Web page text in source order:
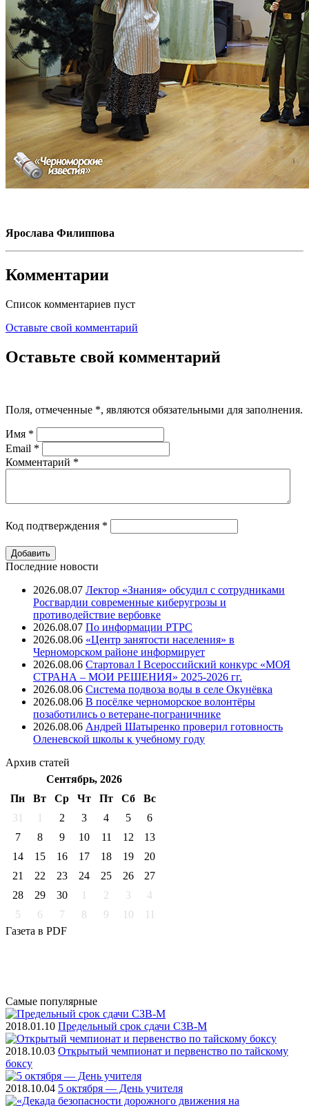
Ярослава Филиппова
Комментарии
Список комментариев пуст
Оставьте свой комментарий
Оставьте свой комментарий
Поля, отмеченные *, являются обязательными для заполнения.
Имя *
Email *
Комментарий *
Код подтверждения *
Последние новости
2026.08.07 Лектор «Знания» обсудил с сотрудниками
Росгвардии современные киберугрозы и
противодействие вербовке
2026.08.07 ⁠По информации РТРС
2026.08.06 «Центр занятости населения» в
Черноморском районе информирует
2026.08.06 Стартовал I Всероссийский конкурс «МОЯ
СТРАНА – МОИ РЕШЕНИЯ» 2025-2026 гг.
2026.08.06 Система подвоза воды в селе Окунёвка
2026.08.06 В посёлке черноморское волонтёры
позаботились о ветеране-пограничнике
2026.08.06 Андрей Шатыренко проверил готовность
Оленевской школы к учебному году
Архив статей
Сентябрь, 2026
Пн
Вт Ср Чт Пт Cб
Вс
31
1 2 3 4 5
6
7
8 9 10 11 12
13
14
15 16 17 18 19
20
21
22 23 24 25 26
27
28
29 30 1 2 3
4
5
6 7 8 9 10
11
Газета в PDF
Самые популярные
2018.01.10 Предельный срок сдачи СЗВ-М
2018.10.03 Открытый чемпионат и первенство по тайскому
боксу
2018.10.04 5 октября — День учителя